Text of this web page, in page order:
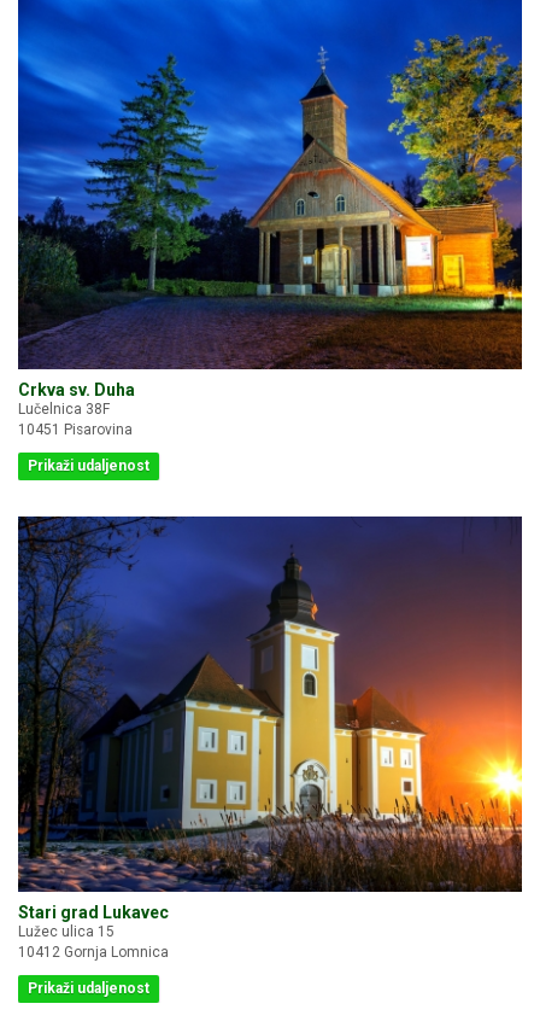
Crkva sv. Duha
Lučelnica 38F
10451 Pisarovina
Prikaži udaljenost
Stari grad Lukavec
Lužec ulica 15
10412 Gornja Lomnica
Prikaži udaljenost